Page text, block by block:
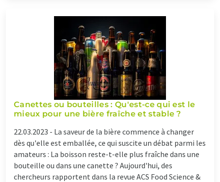
Canettes ou bouteilles : Qu'est-ce qui est le
mieux pour une bière fraîche et stable ?
22.03.2023 - La saveur de la bière commence à changer
dès qu'elle est emballée, ce qui suscite un débat parmi les
amateurs : La boisson reste-t-elle plus fraîche dans une
bouteille ou dans une canette ? Aujourd'hui, des
chercheurs rapportent dans la revue ACS Food Science &